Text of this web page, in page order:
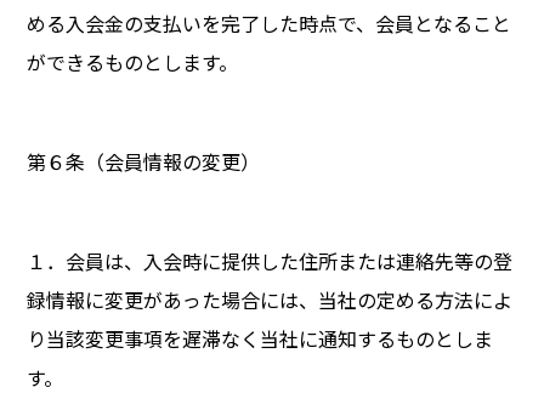
める入会金の支払いを完了した時点で、会員となること
ができるものとします。
第６条（会員情報の変更）
１．会員は、入会時に提供した住所または連絡先等の登
録情報に変更があった場合には、当社の定める方法によ
り当該変更事項を遅滞なく当社に通知するものとしま
す。